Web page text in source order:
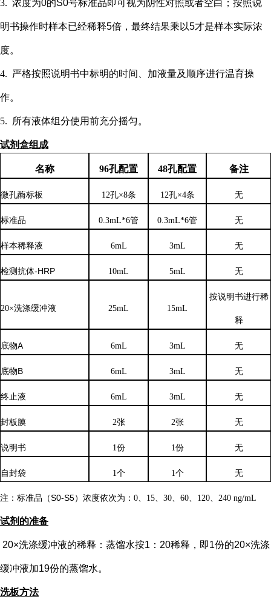
3. 浓度为0的S0号标准品即可视为阴性对照或者空白；按照说
明书操作时样本已经稀释5倍，最终结果乘以5才是样本实际浓
度。
4. 严格按照说明书中标明的时间、加液量及顺序进行温育操
作。
5. 所有液体组分使用前充分摇匀。
试剂盒组成
名称 96孔配置 48孔配置 备注
微孔酶标板 12孔×8条 12孔×4条 无
标准品 0.3mL*6管 0.3mL*6管 无
样本稀释液 6mL 3mL 无
检测抗体-HRP 10mL 5mL 无
20×洗涤缓冲液 25mL 15mL
按说明书进行稀
释
底物A 6mL 3mL 无
底物B 6mL 3mL 无
终止液 6mL 3mL 无
封板膜 2张 2张 无
说明书 1份 1份 无
自封袋 1个 1个 无
注：标准品（S0-S5）浓度依次为： 0、15、30、60、120、240 ng/mL
试剂的准备
20×洗涤缓冲液的稀释：蒸馏水按1：20稀释，即1份的20×洗涤
缓冲液加19份的蒸馏水。
洗板方法